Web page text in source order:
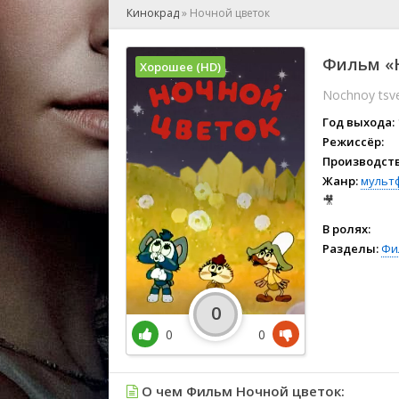
🕺 Мюзикл
👨‍💻
🎤 Ток-
🧙‍♀️
🏅
Кинокрад» Ночной цветок
Фильм
Nochnoy
Год выхода:
Режиссёр:
Жанр:
🎥
В ролях:
Разделы:
Хорошее (HD)
0
0
0
О чем Фильм Ночной цветок: